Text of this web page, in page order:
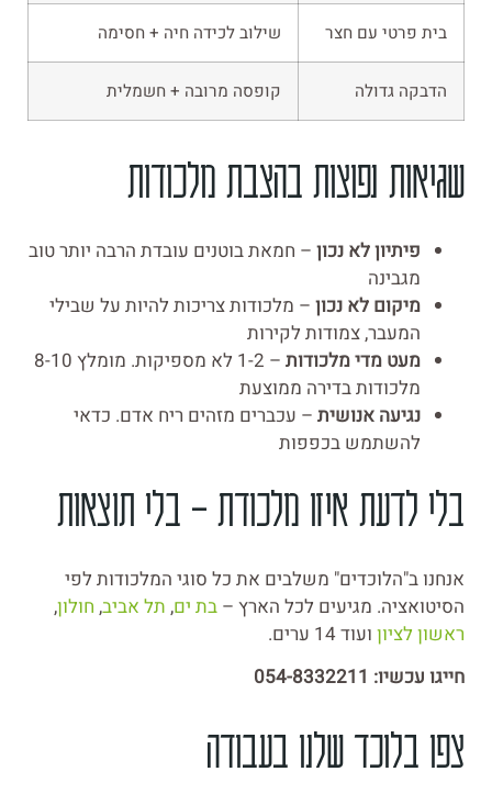
בית פרטי עם חצר שילוב לכידה חיה + חסימה
הדבקה גדולה קופסה מרובה + חשמלית
שגיאות נפוצות בהצבת מלכודות
פיתיון לא נכון – חמאת בוטנים עובדת הרבה יותר טוב
מגבינה
מיקום לא נכון – מלכודות צריכות להיות על שבילי
המעבר, צמודות לקירות
מעט מדי מלכודות
– 1-2 לא מספיקות. מומלץ 8-10
מלכודות בדירה ממוצעת
נגיעה אנושית – עכברים מזהים ריח אדם. כדאי
להשתמש בכפפות
בלי לדעת איזו מלכודת – בלי תוצאות
אנחנו ב"הלוכדים" משלבים את כל סוגי המלכודות לפי
הסיטואציה. מגיעים לכל הארץ – בת ים, תל אביב, חולון,
ראשון לציון ועוד 14 ערים.
חייגו עכשיו: 054-8332211
צפו בלוכד שלנו בעבודה